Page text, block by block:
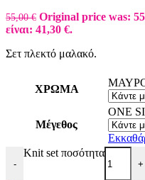
55,00€ Original price was:
είναι: 41,30 €.
Σετ πλεκτό μαλακό.
ΧΡΩΜΑ
Μέγεθος
ONE
-
Knit set ποσότητα
+